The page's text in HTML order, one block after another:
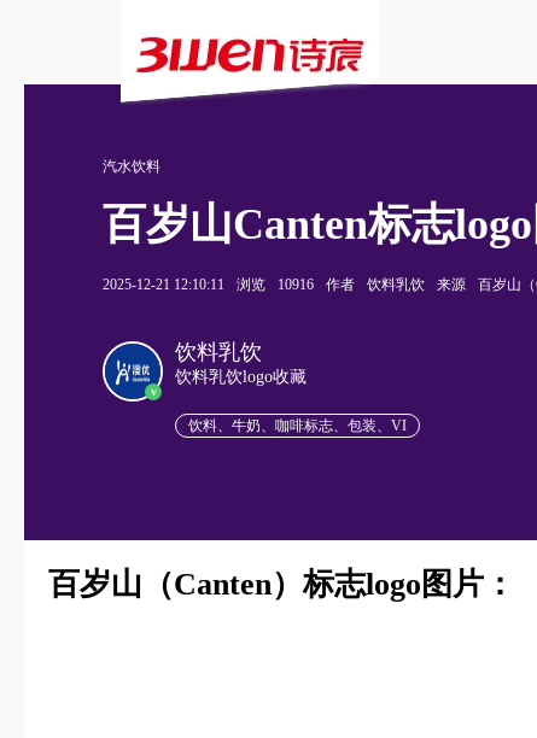
汽水饮料
百岁山Canten标志
2025-12-21 12:10:11 浏览 10916 作者 饮料乳饮 来源 百岁山（
v
饮料乳饮
饮料乳饮logo收藏
饮料、牛奶、咖啡标志、包装、VI
百岁山（Canten）标志logo图片：